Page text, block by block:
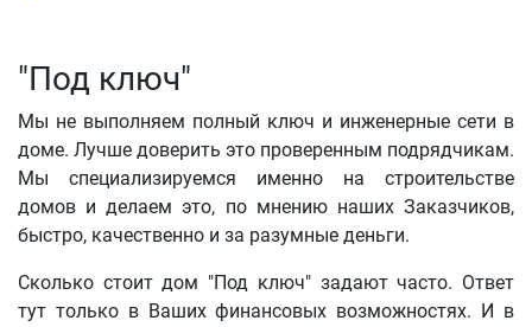
"Под ключ"
Мы не выполняем полный ключ и инженерные сети в
доме. Лучше доверить это проверенным подрядчикам.
Мы специализируемся именно на строительстве
домов и делаем это, по мнению наших Заказчиков,
быстро, качественно и за разумные деньги.
Сколько стоит дом "Под ключ" задают часто. Ответ
тут только в Ваших финансовых возможностях. И в